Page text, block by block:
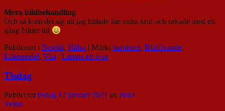
Mera bildbehandling
Och så kom det sig att jag hittade lite extra krut och orkade med ett
gäng bilder till
Publicerat i Besökt, Hälsa | Märkt barnbarn, Bildfixande,
Läkemedel, Vila | Lämna ett svar
Tisdag
Publicerattisdag 12 januari 2021 av nisse
Svara